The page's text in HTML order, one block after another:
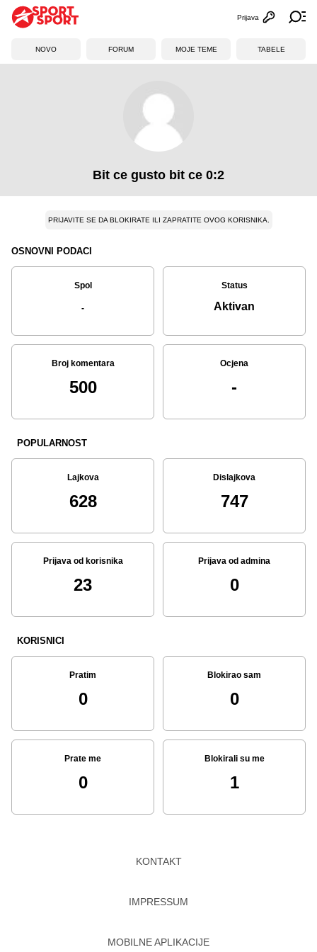
Otvori
Prijava
NOVO FORUM MOJE TEME TABELE
Bit ce gusto bit ce 0:2
PRIJAVITE SE DA BLOKIRATE ILI ZAPRATITE OVOG KORISNIKA.
OSNOVNI PODACI
Spol
-
Status
Aktivan
Broj komentara
500
Ocjena
-
POPULARNOST
Lajkova
628
Dislajkova
747
Prijava od korisnika
23
Prijava od admina
0
KORISNICI
Pratim
0
Blokirao sam
0
Prate me
0
Blokirali su me
1
KONTAKT
IMPRESSUM
MOBILNE APLIKACIJE